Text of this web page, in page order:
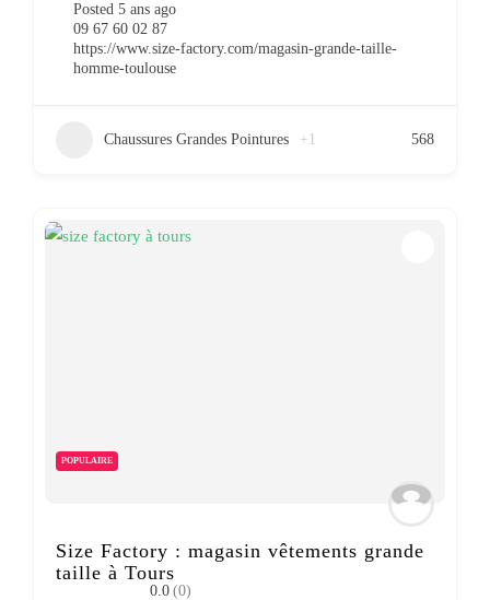
Posted 5 ans ago
09 67 60 02 87
https://www.size-factory.com/magasin-grande-taille-
homme-toulouse
Chaussures Grandes Pointures +1 568
POPULAIRE
Size Factory : magasin vêtements grande
taille à Tours
0.0 (0)